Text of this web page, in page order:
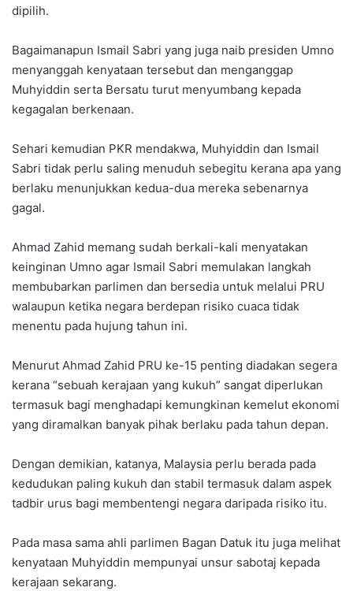
dipilih.
Bagaimanapun Ismail Sabri yang juga naib presiden Umno
menyanggah kenyataan tersebut dan menganggap
Muhyiddin serta Bersatu turut menyumbang kepada
kegagalan berkenaan.
Sehari kemudian PKR mendakwa, Muhyiddin dan Ismail
Sabri tidak perlu saling menuduh sebegitu kerana apa yang
berlaku menunjukkan kedua-dua mereka sebenarnya
gagal.
Ahmad Zahid memang sudah berkali-kali menyatakan
keinginan Umno agar Ismail Sabri memulakan langkah
membubarkan parlimen dan bersedia untuk melalui PRU
walaupun ketika negara berdepan risiko cuaca tidak
menentu pada hujung tahun ini.
Menurut Ahmad Zahid PRU ke-15 penting diadakan segera
kerana “sebuah kerajaan yang kukuh” sangat diperlukan
termasuk bagi menghadapi kemungkinan kemelut ekonomi
yang diramalkan banyak pihak berlaku pada tahun depan.
Dengan demikian, katanya, Malaysia perlu berada pada
kedudukan paling kukuh dan stabil termasuk dalam aspek
tadbir urus bagi membentengi negara daripada risiko itu.
Pada masa sama ahli parlimen Bagan Datuk itu juga melihat
kenyataan Muhyiddin mempunyai unsur sabotaj kepada
kerajaan sekarang.